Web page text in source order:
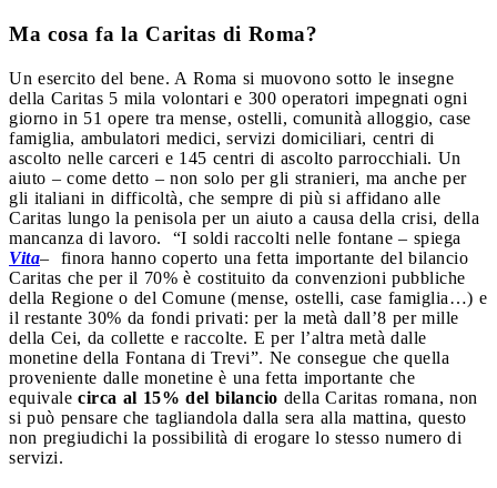
Ma cosa fa la Caritas di Roma?
Un esercito del bene. A Roma si muovono sotto le insegne
della Caritas 5 mila volontari e 300 operatori impegnati ogni
giorno in 51 opere tra mense, ostelli, comunità alloggio, case
famiglia, ambulatori medici, servizi domiciliari, centri di
ascolto nelle carceri e 145 centri di ascolto parrocchiali. Un
aiuto – come detto – non solo per gli stranieri, ma anche per
gli italiani in difficoltà, che sempre di più si affidano alle
Caritas lungo la penisola per un aiuto a causa della crisi, della
mancanza di lavoro. “I soldi raccolti nelle fontane – spiega
Vita– finora hanno coperto una fetta importante del bilancio
Caritas che per il 70% è costituito da convenzioni pubbliche
della Regione o del Comune (mense, ostelli, case famiglia…) e
il restante 30% da fondi privati: per la metà dall’8 per mille
della Cei, da collette e raccolte. E per l’altra metà dalle
monetine della Fontana di Trevi”. Ne consegue che quella
proveniente dalle monetine è una fetta importante che
equivale circa al 15% del bilancio della Caritas romana, non
si può pensare che tagliandola dalla sera alla mattina, questo
non pregiudichi la possibilità di erogare lo stesso numero di
servizi.